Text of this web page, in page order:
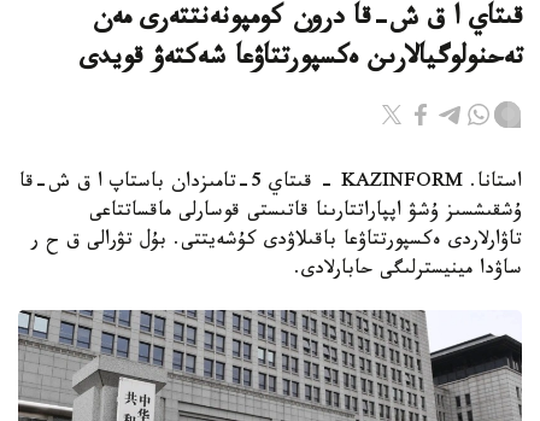
قىتاي ا ق ش-قا درون كومپونەنتتەرى مەن
تەحنولوگيالارىن ەكسپورتتاۋعا شەكتەۋ قويدى
استانا. KAZINFORM - قىتاي 5-تامىزدان باستاپ ا ق ش-قا
ۇشقىشسىز ۇشۋ اپپاراتتارىنا قاتىستى قوسارلى ماقساتتاعى
تاۋارلاردى ەكسپورتتاۋعا باقىلاۋدى كۇشەيتتى. بۇل تۋرالى ق ح ر
ساۋدا مينيسترلىگى حابارلادى.